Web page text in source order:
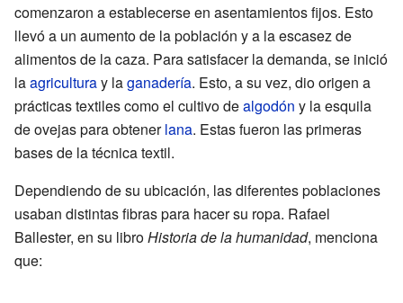
comenzaron a establecerse en asentamientos fijos. Esto
llevó a un aumento de la población y a la escasez de
alimentos de la caza. Para satisfacer la demanda, se inició
laagriculturay laganadería. Esto, a su vez, dio origen a
prácticas textiles como el cultivo dealgodón y la esquila
de ovejas para obtenerlana. Estas fueron las primeras
bases de la técnica textil.
Dependiendo de su ubicación, las diferentes poblaciones
usaban distintas fibras para hacer su ropa. Rafael
Ballester, en su libroHistoria de la humanidad, menciona
que: